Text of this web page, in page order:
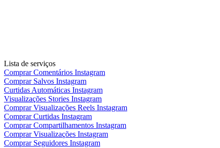
Lista de serviços
Comprar Comentários Instagram
Comprar Salvos Instagram
Curtidas Automáticas Instagram
Visualizações Stories Instagram
Comprar Visualizações Reels Instagram
Comprar Curtidas Instagram
Comprar Compartilhamentos Instagram
Comprar Visualizações Instagram
Comprar Seguidores Instagram